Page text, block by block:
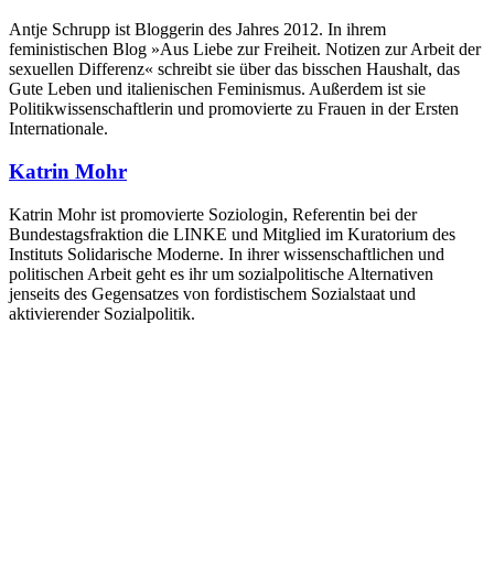
Antje Schrupp ist Bloggerin des Jahres 2012. In ihrem
feministischen Blog »Aus Liebe zur Freiheit. Notizen zur Arbeit der
sexuellen Differenz« schreibt sie über das bisschen Haushalt, das
Gute Leben und italienischen Feminismus. Außerdem ist sie
Politikwissenschaftlerin und promovierte zu Frauen in der Ersten
Internationale.
Katrin Mohr
Katrin Mohr ist promovierte Soziologin, Referentin bei der
Bundestagsfraktion die LINKE und Mitglied im Kuratorium des
Instituts Solidarische Moderne. In ihrer wissenschaftlichen und
politischen Arbeit geht es ihr um sozialpolitische Alternativen
jenseits des Gegensatzes von fordistischem Sozialstaat und
aktivierender Sozialpolitik.